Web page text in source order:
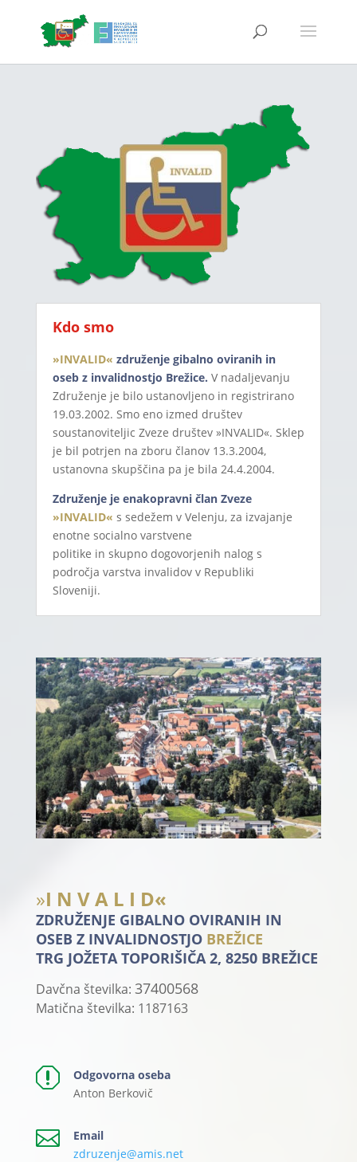
Kdo smo
»INVALID« združenje gibalno oviranih in
oseb z invalidnostjo Brežice. V nadaljevanju
Združenje je bilo ustanovljeno in registrirano
19.03.2002. Smo eno izmed društev
soustanoviteljic Zveze društev »INVALID«. Sklep
je bil potrjen na zboru članov 13.3.2004,
ustanovna skupščina pa je bila 24.4.2004.
Združenje je enakopravni član Zveze
»INVALID« s sedežem v Velenju, za izvajanje
enotne socialno varstvene
politike in skupno dogovorjenih nalog s
področja varstva invalidov v Republiki
Sloveniji.
»I N V A L I D«
ZDRUŽENJE GIBALNO OVIRANIH IN
OSEB Z INVALIDNOSTJO BREŽICE
TRG JOŽETA TOPORIŠIČA 2, 8250 BREŽICE
Davčna številka: 37400568
Matična številka: 1187163
q
Odgovorna oseba
Anton Berkovič

Email
zdruzenje@amis.net